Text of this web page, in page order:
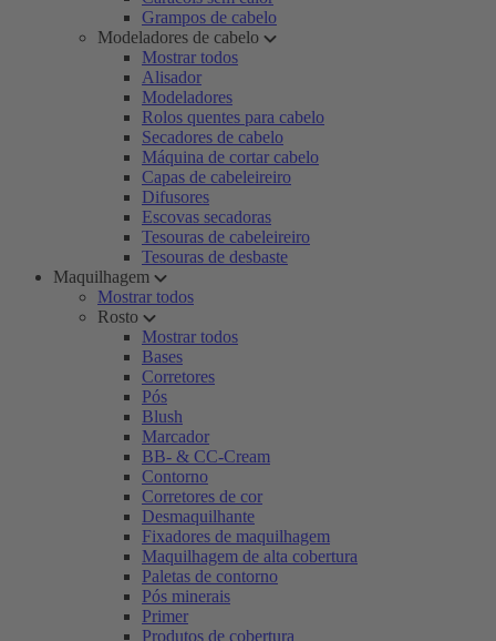
Grampos de cabelo
Modeladores de cabelo
Mostrar todos
Alisador
Modeladores
Rolos quentes para cabelo
Secadores de cabelo
Máquina de cortar cabelo
Capas de cabeleireiro
Difusores
Escovas secadoras
Tesouras de cabeleireiro
Tesouras de desbaste
Maquilhagem
Mostrar todos
Rosto
Mostrar todos
Bases
Corretores
Pós
Blush
Marcador
BB- & CC-Cream
Contorno
Corretores de cor
Desmaquilhante
Fixadores de maquilhagem
Maquilhagem de alta cobertura
Paletas de contorno
Pós minerais
Primer
Produtos de cobertura